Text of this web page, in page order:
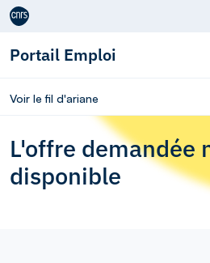
Aller au contenu
Portail Emploi
Voir le fil d'ariane
L'offre demandée
disponible